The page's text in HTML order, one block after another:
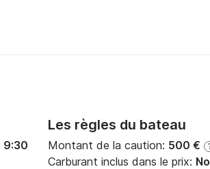
9:30
Les règles du bateau
Montant de la caution: 500 €
Carburant inclus dans le prix: